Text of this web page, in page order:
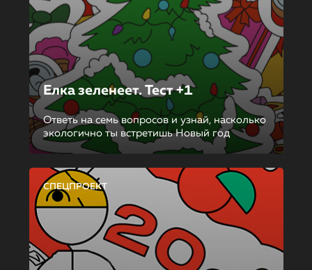
Елка зеленеет. Тест +1
Ответь на семь вопросов и узнай, насколько
экологично ты встретишь Новый год
СПЕЦПРОЕКТ